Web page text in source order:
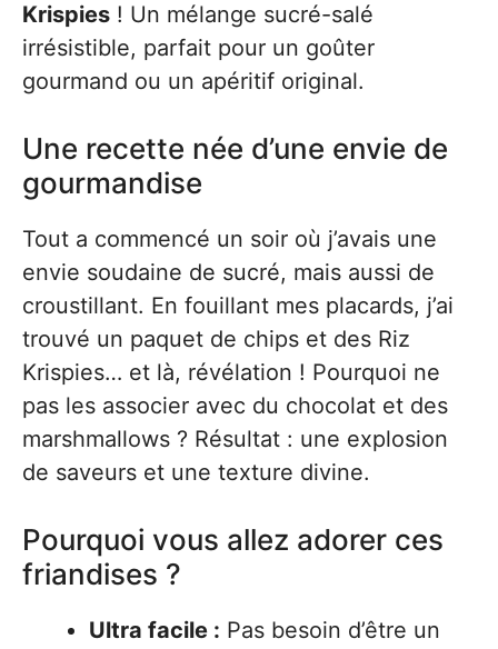
Krispies ! Un mélange sucré-salé
irrésistible, parfait pour un goûter
gourmand ou un apéritif original.
Une recette née d’une envie de
gourmandise
Tout a commencé un soir où j’avais une
envie soudaine de sucré, mais aussi de
croustillant. En fouillant mes placards, j’ai
trouvé un paquet de chips et des Riz
Krispies… et là, révélation ! Pourquoi ne
pas les associer avec du chocolat et des
marshmallows ? Résultat : une explosion
de saveurs et une texture divine.
Pourquoi vous allez adorer ces
friandises ?
Ultra facile : Pas besoin d’être un